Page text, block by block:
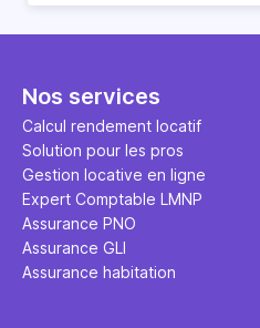
expliquons tout dans cet
Nos services
Calcul rendement locatif
Solution pour les pros
Gestion locative en ligne
Expert Comptable LMNP
Assurance PNO
Assurance GLI
Assurance habitation